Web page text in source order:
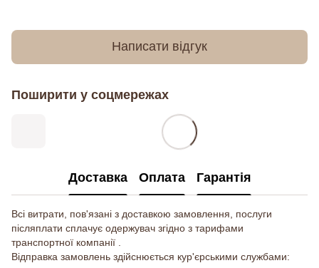
Написати відгук
Поширити у соцмережах
Доставка Оплата Гарантія
Всі витрати, пов'язані з доставкою замовлення, послуги
післяплати сплачує одержувач згідно з тарифами
транспортної компанії .
Відправка замовлень здійснюється кур'єрськими службами: